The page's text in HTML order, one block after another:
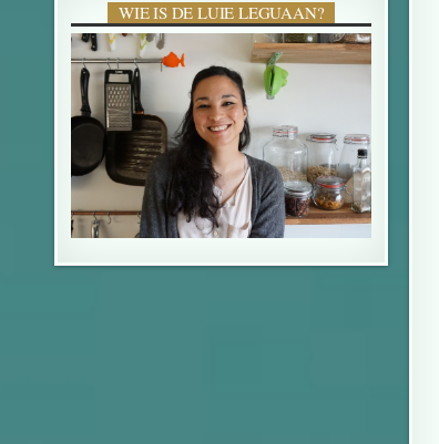
WIE IS DE LUIE LEGUAAN?